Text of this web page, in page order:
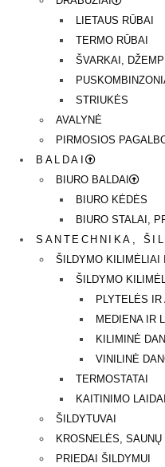
LIETAUS RŪBAI
TERMO RŪBAI
ŠVARKAI,
STRIUKĖS
AVALYNĖ
PIRMOSIOS
BALDAI
BIURO BALDAI
BIURO KĖDĖS
BIURO STALAI,
SANTECHNIKA,
ŠILDYMO KILIMĖLIAI
ŠILDYMO
PLYTELĖS IR
MEDIENA IR
KILIMINĖ
VINILINĖ
TERMOSTATAI
KAITINIMO LAIDAI
ŠILDYTUVAI
KROSNELĖS,
PRIEDAI ŠILDYMUI